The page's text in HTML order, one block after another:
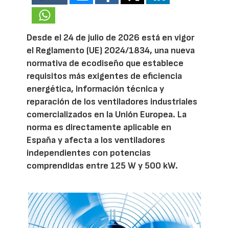
Desde el 24 de julio de 2026 está en vigor
el Reglamento (UE) 2024/1834, una nueva
normativa de ecodiseño que establece
requisitos más exigentes de eficiencia
energética, información técnica y
reparación de los ventiladores industriales
comercializados en la Unión Europea. La
norma es directamente aplicable en
España y afecta a los ventiladores
independientes con potencias
comprendidas entre 125 W y 500 kW.